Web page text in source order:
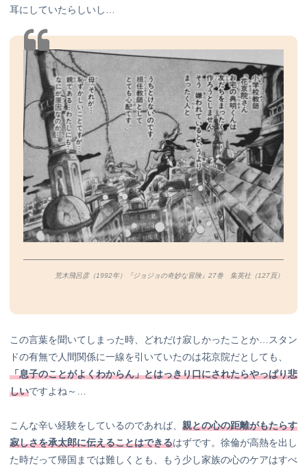
耳にしていたらしいし…
荒木飛呂彦（1992年）『ジョジョの奇妙な冒険』27巻 集英社（127頁）
この言葉を聞いてしまった時、どれだけ寂しかったことか…スタン
ドの有無で人間関係に一線を引いていたのは花京院だとしても、
「息子のことがよくわからん」とはっきり口にされたらやっぱり悲
しいですよね～…
こんな辛い経験をしているのであれば、 親との心の距離がもたらす
寂しさを承太郎に伝えることはできるはずです。徐倫が高熱を出し
た時だって帰国までは難しくとも、もう少し家族の心のケアはすべ